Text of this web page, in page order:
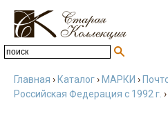
Главная › Каталог› МАРКИ ›
Российская Федерация с 1992 г.